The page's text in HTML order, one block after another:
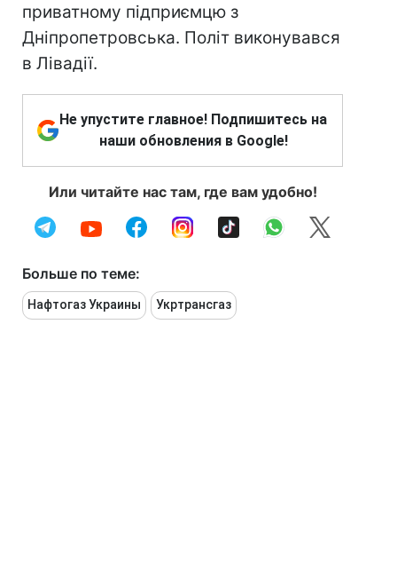
приватному підприємцю з
Дніпропетровська. Політ виконувався
в Лівадії.
Не упустите главное! Подпишитесь на
наши обновления в Google!
Или читайте нас там, где вам удобно!
Больше по теме:
Нафтогаз Украины Укртрансгаз